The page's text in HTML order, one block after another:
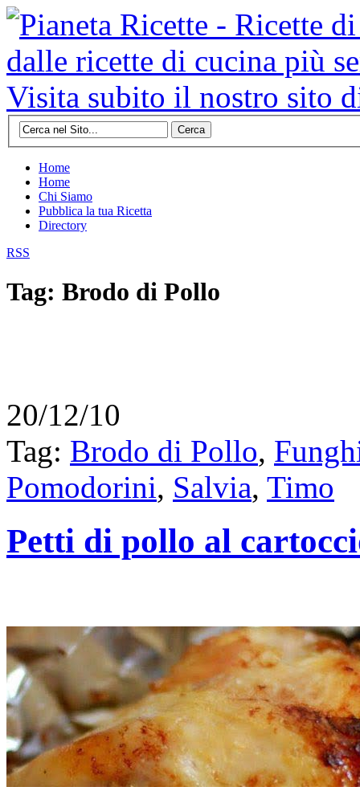
Cerca
Home
Home
Chi Siamo
Pubblica la tua Ricetta
Directory
RSS
Tag: Brodo di Pollo
20/12/10
Tag: Brodo di Pollo,
Pomodorini, Salvia, Timo
Petti di pollo al